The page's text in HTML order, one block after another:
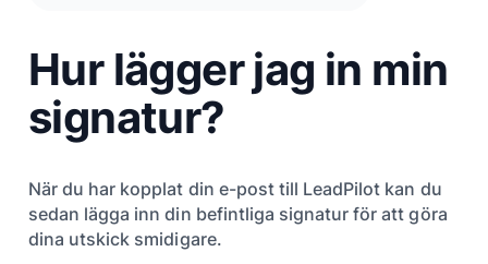
Hur lägger jag in min
signatur?
När du har kopplat din e-post till LeadPilot kan du
sedan lägga inn din befintliga signatur för att göra
dina utskick smidigare.